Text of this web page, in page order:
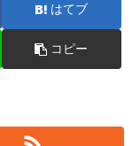
はてブ
コピー